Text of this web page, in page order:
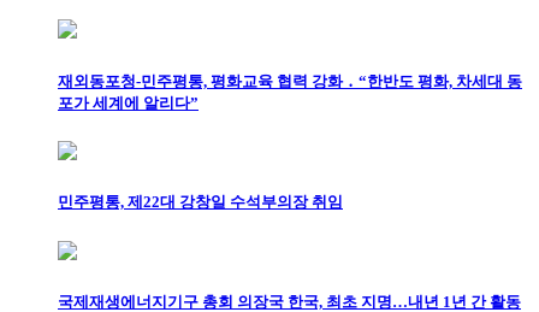
재외동포청-민주평통, 평화교육 협력 강화 ․ “한반도 평화, 차세대 동
포가 세계에 알리다”
민주평통, 제22대 강창일 수석부의장 취임
국제재생에너지기구 총회 의장국 한국, 최초 지명…내년 1년 간 활동